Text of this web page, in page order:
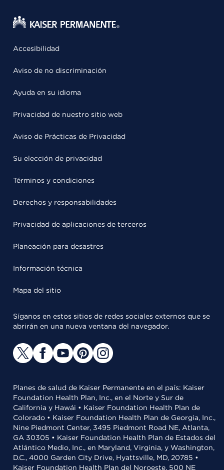
Accesibilidad
Aviso de no discriminación
Ayuda en su idioma
Privacidad de nuestro sitio web
Aviso de Prácticas de Privacidad
Su elección de privacidad
Términos y condiciones
Derechos y responsabilidades
Privacidad de aplicaciones de terceros
Planeación para desastres
Información técnica
Mapa del sitio
Síganos en estos sitios de redes sociales externos que se
abrirán en una nueva ventana del navegador.
Planes de salud de Kaiser Permanente en el país: Kaiser
Foundation Health Plan, Inc., en el Norte y Sur de
California y Hawái • Kaiser Foundation Health Plan de
Colorado • Kaiser Foundation Health Plan de Georgia, Inc.,
Nine Piedmont Center, 3495 Piedmont Road NE, Atlanta,
GA 30305 • Kaiser Foundation Health Plan de Estados del
Atlántico Medio, Inc., en Maryland, Virginia, y Washington,
D.C., 4000 Garden City Drive, Hyattsville, MD, 20785 •
Kaiser Foundation Health Plan del Noroeste, 500 NE